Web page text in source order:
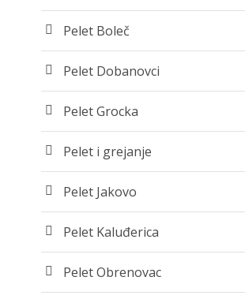
Pelet Boleč
Pelet Dobanovci
Pelet Grocka
Pelet i grejanje
Pelet Jakovo
Pelet Kaluđerica
Pelet Obrenovac